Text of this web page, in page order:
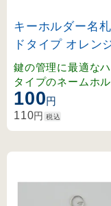
キーホルダー名
ドタイプ オレン
1005)
鍵の管理に最適な
タイプのネームホ
。豊富なカラーライ
ップで色分け管理
です。
100円
110円 税込